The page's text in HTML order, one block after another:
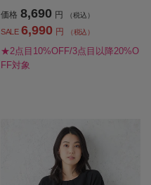
価格 8,690 円 （税込）
SALE 6,990 円 （税込）
★2点目10%OFF/3点目以降20%O
FF対象